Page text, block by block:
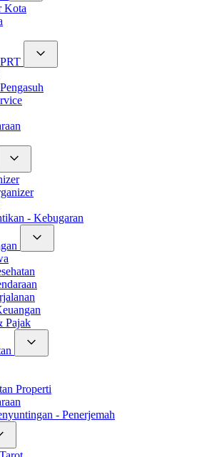
Kota
- Kebugaran
Pajak
Properti
- Penerjemah